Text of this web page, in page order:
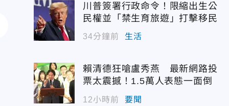
川普簽署行政命令！限縮出生公
民權並「禁生育旅遊」打擊移民
34分鐘前 生活
賴清德狂嗆盧秀燕 最新網路投
票太震撼！1.5萬人表態一面倒
12小時前 要聞